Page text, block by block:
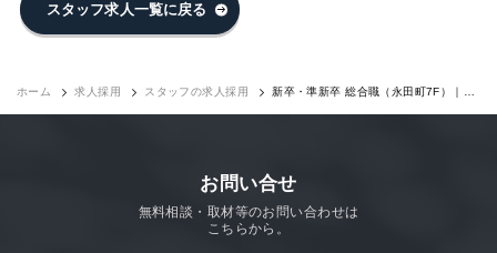
スタッフ求人一覧に戻る
ホーム 求人採用 スタッフの求人採用
新卒・準新卒 総合職（永田町7F）｜求
お問い合せ
無料相談・取材等のお問い合わせは
こちらから。